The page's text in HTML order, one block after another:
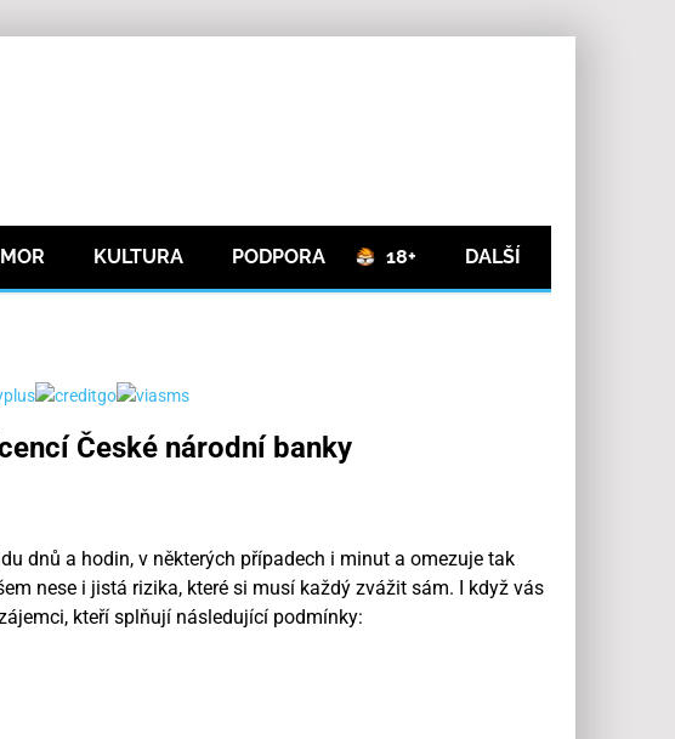
KULTURA PODPORA 18+ DALŠÍ
České národní banky
dnů a hodin, v některých případech i minut a omezuje tak
nese i jistá rizika, které si musí každý zvážit sám. I když vás
kteří splňují následující podmínky: